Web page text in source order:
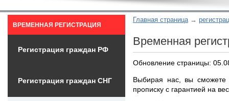
Главная страница
Временная
Обновление страницы:
Выбирая нас, вы сможете
прописку с гарантией на
ВРЕМЕННАЯ РЕГИСТРАЦИЯ
Регистрация граждан РФ
Регистрация граждан СНГ